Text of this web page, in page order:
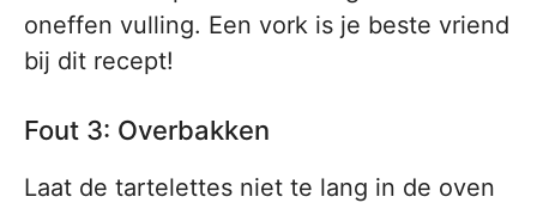
oneffen vulling. Een vork is je beste vriend
bij dit recept!
Fout 3: Overbakken
Laat de tartelettes niet te lang in de oven